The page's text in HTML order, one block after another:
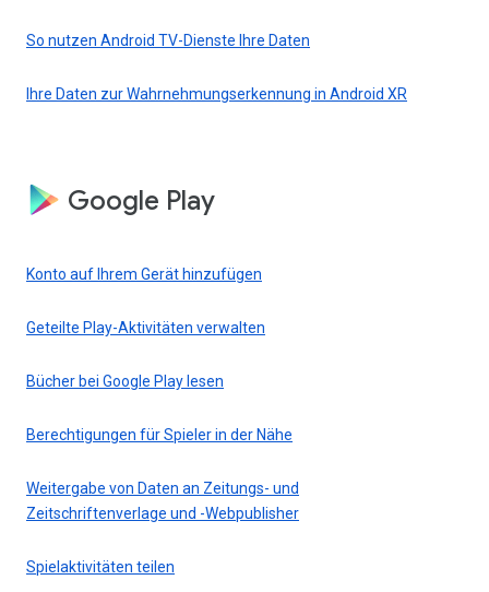
So nutzen Android TV-Dienste Ihre Daten
Ihre Daten zur Wahrnehmungserkennung in Android XR
Google Play
Konto auf Ihrem Gerät hinzufügen
Geteilte Play-Aktivitäten verwalten
Bücher bei Google Play lesen
Berechtigungen für Spieler in der Nähe
Weitergabe von Daten an Zeitungs- und
Zeitschriftenverlage und -Webpublisher
Spielaktivitäten teilen